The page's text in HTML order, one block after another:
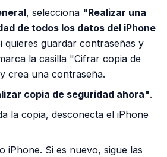
, selecciona "Realizar una
de todos los datos del iPhone
quieres guardar contraseñas y
la casilla "Cifrar copia de
crea una contraseña.
copia de seguridad ahora".
la copia, desconecta el iPhone
iPhone. Si es nuevo, sigue las